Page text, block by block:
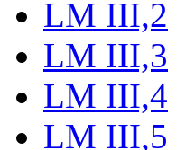
LM III,2
LM III,3
LM III,4
LM III,5